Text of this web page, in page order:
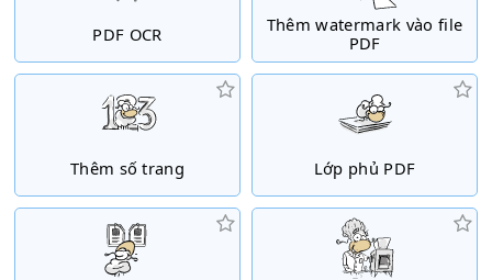
PDF OCR
Thêm watermark vào file
PDF
Thêm số trang Lớp phủ PDF